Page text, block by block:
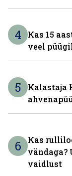
4
Kas 15
veel
5
Kalastaja
6
Kas
vändaga?
vaidlust